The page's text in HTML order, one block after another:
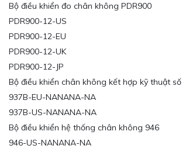
Bộ điều khiển đo chân không PDR900
PDR900-12-US
PDR900-12-EU
PDR900-12-UK
PDR900-12-JP
Bộ điều khiển chân không kết hợp kỹ thuật
937B-EU-NANANA-NA
937B-US-NANANA-NA
Bộ điều khiển hệ thống chân không 946
946-US-NANANA-NA